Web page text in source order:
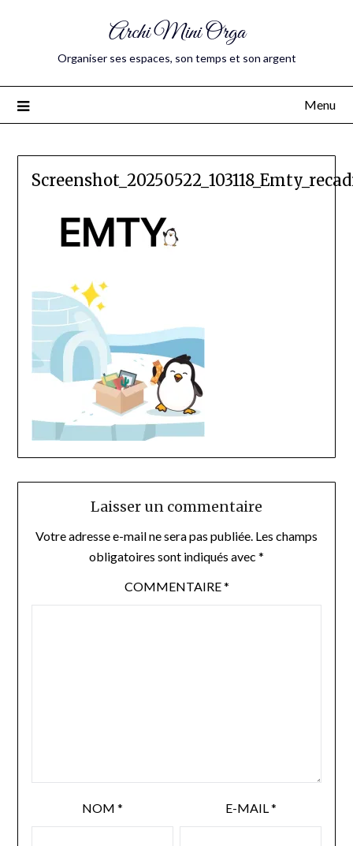
Archi Mini Orga
Organiser ses espaces, son temps et son argent
Menu
Laisser un commentaire
Votre adresse e-mail ne sera pas publiée. Les champs
obligatoires sont indiqués avec *
COMMENTAIRE*
NOM * E-MAIL*